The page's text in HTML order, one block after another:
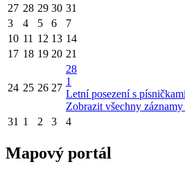
27 28 29 30 31
3
4 5 6 7
10 11 12 13 14
17 18 19 20 21
24 25 26 27
28
1
Letní posezení s
Zobrazit všechny záznamy
31 1 2 3 4
Mapový portál